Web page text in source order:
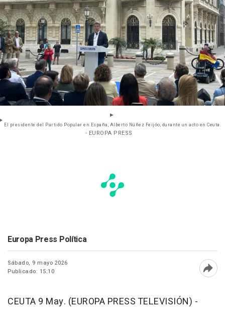
El presidente del Partido Popular en España, Alberto Núñez Feijóo, durante un acto en Ceuta.
- EUROPA PRESS
Europa Press Política
Sábado, 9 mayo 2026
Publicado: 15:10
CEUTA 9 May. (EUROPA PRESS TELEVISIÓN) -